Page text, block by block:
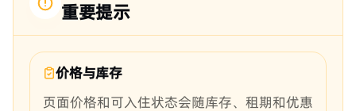
重要提示
价格与库存
页面价格和可入住状态会随库存、租期和优惠